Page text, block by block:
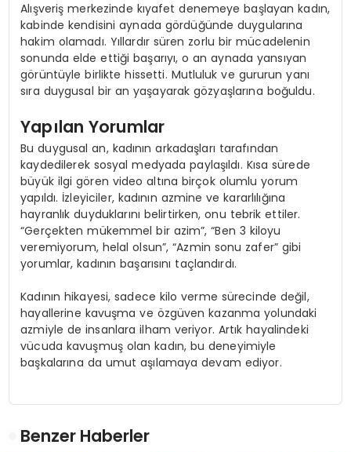
Alışveriş merkezinde kıyafet denemeye başlayan kadın,
kabinde kendisini aynada gördüğünde duygularına
hakim olamadı. Yıllardır süren zorlu bir mücadelenin
sonunda elde ettiği başarıyı, o an aynada yansıyan
görüntüyle birlikte hissetti. Mutluluk ve gururun yanı
sıra duygusal bir an yaşayarak gözyaşlarına boğuldu.
Yapılan Yorumlar
Bu duygusal an, kadının arkadaşları tarafından
kaydedilerek sosyal medyada paylaşıldı. Kısa sürede
büyük ilgi gören video altına birçok olumlu yorum
yapıldı. İzleyiciler, kadının azmine ve kararlılığına
hayranlık duyduklarını belirtirken, onu tebrik ettiler.
“Gerçekten mükemmel bir azim”, “Ben 3 kiloyu
veremiyorum, helal olsun”, “Azmin sonu zafer” gibi
yorumlar, kadının başarısını taçlandırdı.
Kadının hikayesi, sadece kilo verme sürecinde değil,
hayallerine kavuşma ve özgüven kazanma yolundaki
azmiyle de insanlara ilham veriyor. Artık hayalindeki
vücuda kavuşmuş olan kadın, bu deneyimiyle
başkalarına da umut aşılamaya devam ediyor.
Benzer Haberler